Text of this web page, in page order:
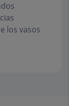
los vasos